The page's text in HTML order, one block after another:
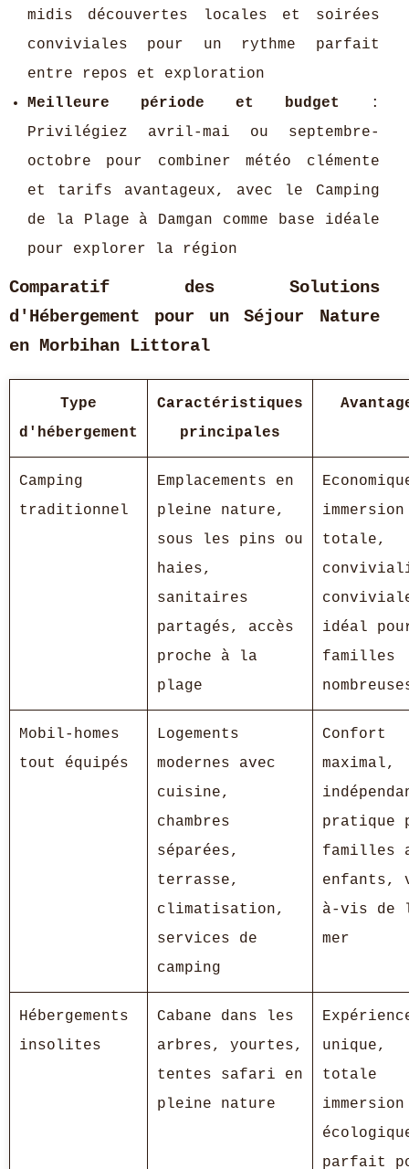
midis découvertes locales et soirées
conviviales pour un rythme parfait
entre repos et exploration
Meilleure période et budget :
Privilégiez avril-mai ou septembre-
octobre pour combiner météo clémente
et tarifs avantageux, avec le Camping
de la Plage à Damgan comme base idéale
pour explorer la région
Comparatif des Solutions
d'Hébergement pour un Séjour Nature
en Morbihan Littoral
Type
d'hébergement
Caractéristiques
principales
Camping
traditionnel
Emplacements en
pleine nature,
sous les pins ou
haies,
sanitaires
partagés, accès
proche à la
plage
immersion
totale,
idéal
familles
Mobil-homes
tout équipés
Logements
modernes avec
cuisine,
chambres
séparées,
terrasse,
climatisation,
services de
camping
Confort
maximal,
pratique
familles
enfants,
à-vis de
mer
Hébergements
insolites
Cabane dans les
arbres, yourtes,
tentes safari en
pleine nature
unique,
totale
immersion
parfait